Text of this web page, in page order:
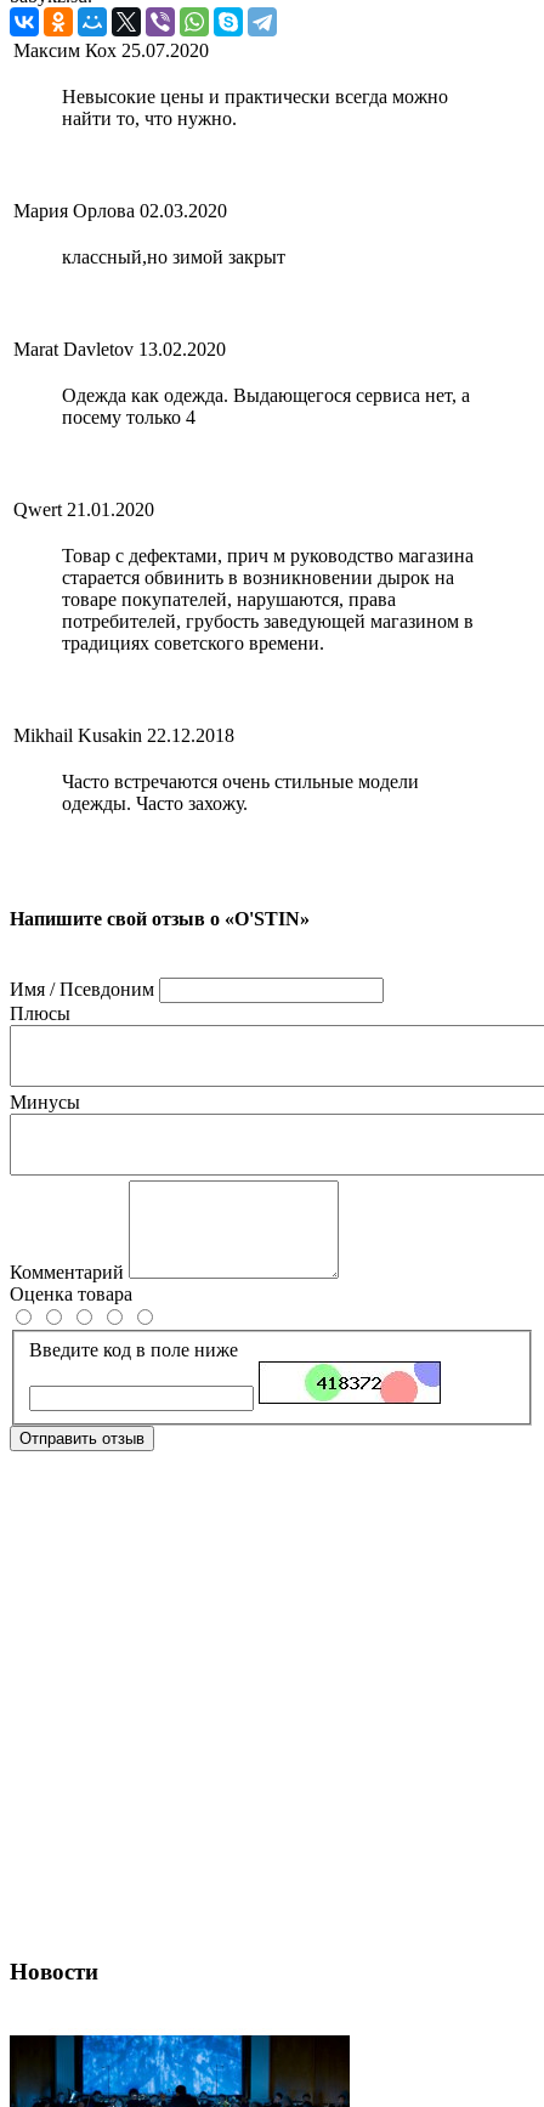
Максим Кох 25.07.2020
Невысокие цены и практически всегда можно
найти то, что нужно.
Мария Орлова 02.03.2020
классный,но зимой закрыт
Marat Davletov 13.02.2020
Одежда как одежда. Выдающегося сервиса нет, а
посему только 4
Qwert 21.01.2020
Товар с дефектами, прич м руководство магазина
старается обвинить в возникновении дырок на
товаре покупателей, нарушаются, права
потребителей, грубость заведующей магазином в
традициях советского времени.
Mikhail Kusakin 22.12.2018
Часто встречаются очень стильные модели
одежды. Часто захожу.
Напишите свой отзыв о «O'STIN»
Имя / Псевдоним
Плюсы
Минусы
Комментарий
Оценка товара
Введите код в поле ниже
Отправить отзыв
Новости